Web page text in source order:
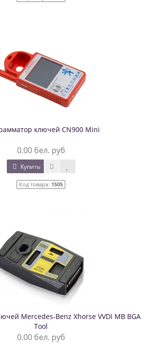
ключей CN900 Mini
0.00 бел. руб
Купить
Код товара: 1505
Mercedes-Benz Xhorse VVDI MB BGA
Tool
0.00 бел. руб